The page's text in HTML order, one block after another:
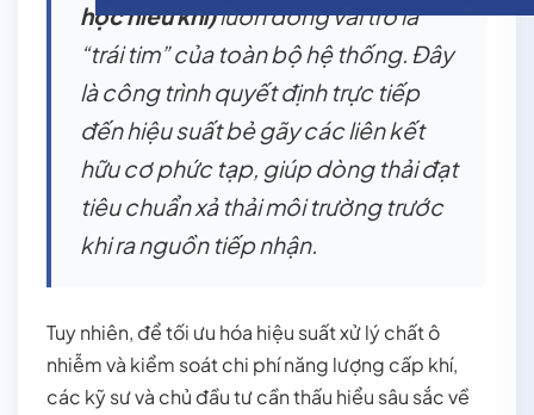
học hiếu khí)luôn đóng vai trò là
“trái tim” của toàn bộ hệ thống. Đây
là công trình quyết định trực tiếp
đến hiệu suất bẻ gãy các liên kết
hữu cơ phức tạp, giúp dòng thải đạt
tiêu chuẩn xả thải môi trường trước
khi ra nguồn tiếp nhận.
Tuy nhiên, để tối ưu hóa hiệu suất xử lý chất ô
nhiễm và kiểm soát chi phí năng lượng cấp khí,
các kỹ sư và chủ đầu tư cần thấu hiểu sâu sắc về